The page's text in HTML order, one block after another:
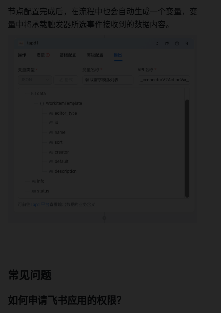
节点配置完成后，在流程中也会自动生成一个变量，变
量中将承载触发器所选事件接收到的数据内容。
常见问题
如何申请飞书应用的权限？